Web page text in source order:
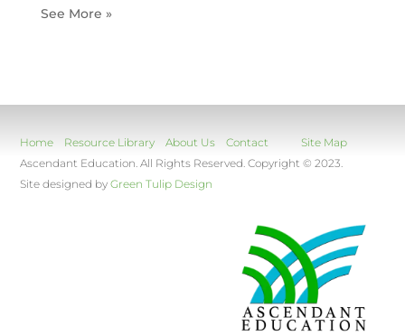
« Older Entries
Home Resource Library About Us Contact
Site Map
Ascendant Education. All Rights Reserved. Copyright © 2023.
Site designed byGreen Tulip Design